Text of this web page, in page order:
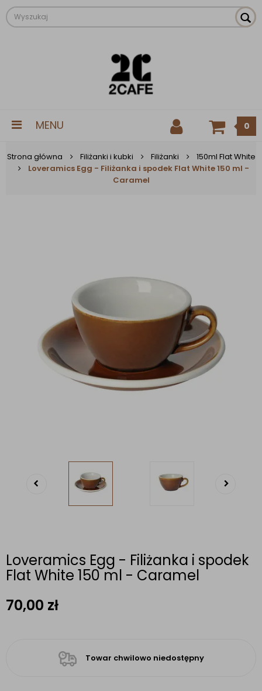
MENU 0
Strona główna Filiżanki i kubki Filiżanki
150ml Flat White
Loveramics Egg - Filiżanka i spodek Flat White 150 ml -
Caramel
Loveramics Egg - Filiżanka i spodek
Flat White 150 ml - Caramel
70,00 zł
Towar chwilowo niedostępny